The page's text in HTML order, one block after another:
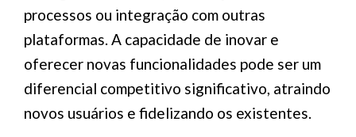
processos ou integração com outras
plataformas. A capacidade de inovar e
oferecer novas funcionalidades pode ser um
diferencial competitivo significativo, atraindo
novos usuários e fidelizando os existentes.